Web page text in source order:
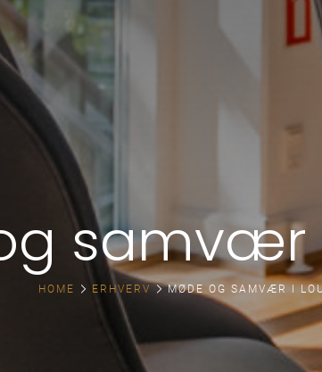
samvær
HOME ERHVERV MØDE OG SAMVÆR I